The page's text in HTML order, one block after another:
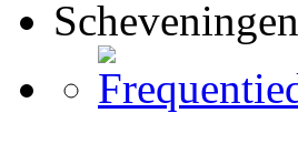
Scheveningen